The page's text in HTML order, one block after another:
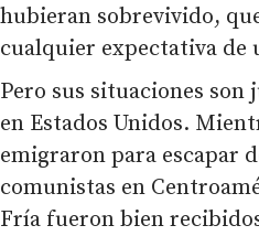
hubieran sobrevivido,
cualquier expectativa de
Pero sus situaciones son
en Estados Unidos.
emigraron para escapar
comunistas en
Fría fueron bien